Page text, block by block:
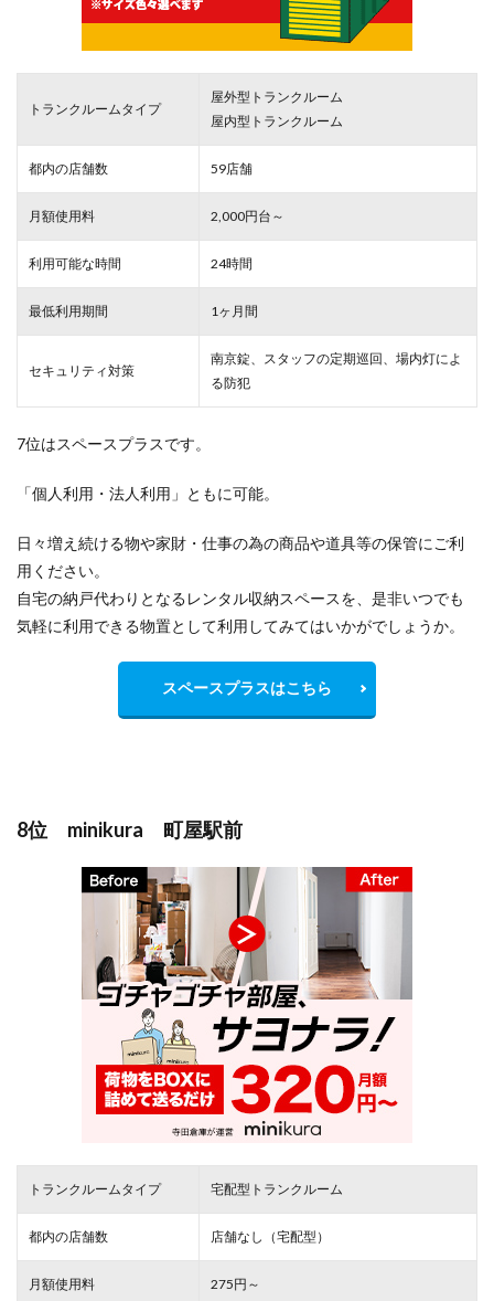
トランクルームタイプ
屋外型トランクルーム
屋内型トランクルーム
都内の店舗数 59店舗
月額使用料 2,000円台～
利用可能な時間 24時間
最低利用期間 1ヶ月間
セキュリティ対策
南京錠、スタッフの定期巡回、場内灯によ
る防犯
7位はスペースプラスです。
「個人利用・法人利用」ともに可能。
日々増え続ける物や家財・仕事の為の商品や道具等の保管にご利
用ください。
自宅の納戸代わりとなるレンタル収納スペースを、是非いつでも
気軽に利用できる物置として利用してみてはいかがでしょうか。
スペースプラスはこちら
8位 minikura 町屋駅前
トランクルームタイプ 宅配型トランクルーム
都内の店舗数 店舗なし（宅配型）
月額使用料 275円～